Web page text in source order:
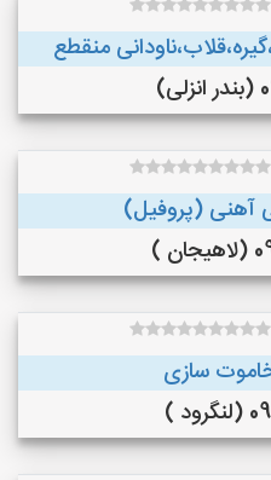
منقطع
آهنی (پروفیل)
)
سازی
)